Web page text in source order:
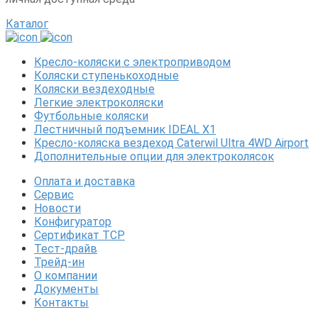
Каталог
Кресло-коляски с электроприводом
Коляски ступенькоходные
Коляски вездеходные
Легкие электроколяски
Футбольные коляски
Лестничный подъемник IDEAL X1
Кресло-коляска вездеход Caterwil Ultra 4WD Airport
Дополнительные опции для электроколясок
Оплата и доставка
Сервис
Новости
Конфигуратор
Сертификат ТСР
Тест-драйв
Трейд-ин
О компании
Документы
Контакты